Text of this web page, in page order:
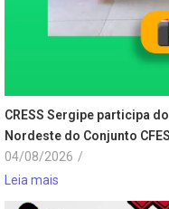
CRESS Sergipe participa
Nordeste do Conjunto
04/08/2026 /
Leia mais